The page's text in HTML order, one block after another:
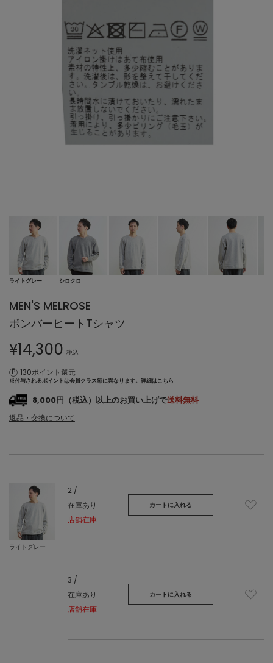
ライトグレー シロクロ
MEN'S MELROSE
ボンバーヒートTシャツ
¥14,300 税込
130ポイント還元
※付与されるポイントは会員クラス毎に異なります。 詳細はこちら
8,000円（税込）以上のお買い上げで送料無料
返品・交換について
ライトグレー
2 /
在庫あり
店舗在庫
カートに入れる
3 /
在庫あり
店舗在庫
カートに入れる